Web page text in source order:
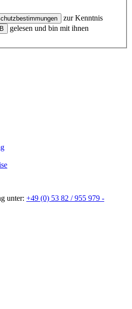
zur Kenntnis
gelesen und bin mit ihnen
unter: +49 (0) 53 82 / 955 979 -